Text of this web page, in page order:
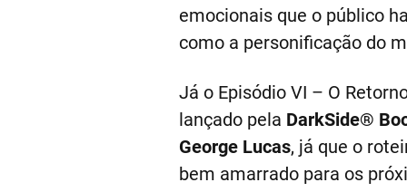
emocionais que o público
como a personificação do
Já o Episódio VI – O
lançado pela DarkSide®
George Lucas, já que o
bem amarrado para os